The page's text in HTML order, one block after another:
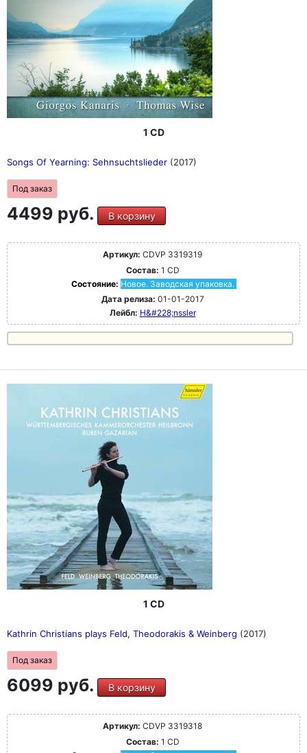
1 CD
Songs Of Yearning: Sehnsuchtslieder (2017)
Под заказ
4499 руб. В корзину
Артикул: CDVP 3319319
Состав: 1 CD
Состояние: Новое. Заводская упаковка.
Дата релиза: 01-01-2017
Лейбл: H&#228;nssler
1 CD
Kathrin Christians plays Feld, Theodorakis & Weinberg (2017)
Под заказ
6099 руб. В корзину
Артикул: CDVP 3319318
Состав: 1 CD